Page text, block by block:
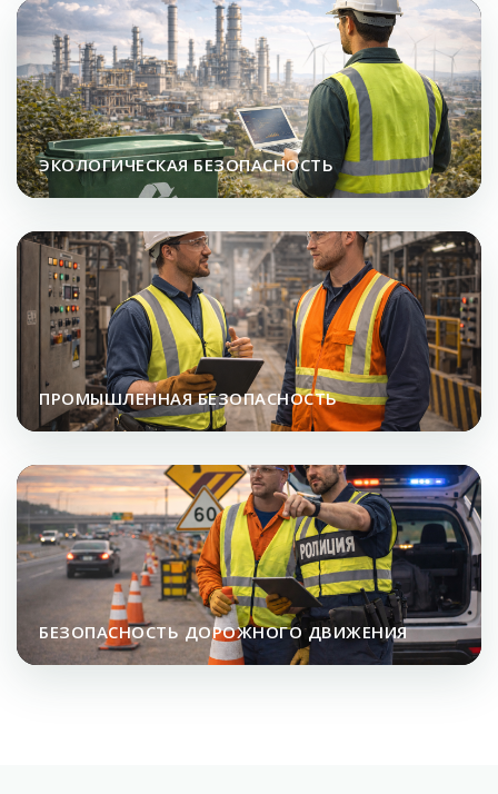
ЭКОЛОГИЧЕСКАЯ БЕЗОПАСНОСТЬ
ПРОМЫШЛЕННАЯ БЕЗОПАСНОСТЬ
БЕЗОПАСНОСТЬ ДОРОЖНОГО ДВИЖЕНИЯ